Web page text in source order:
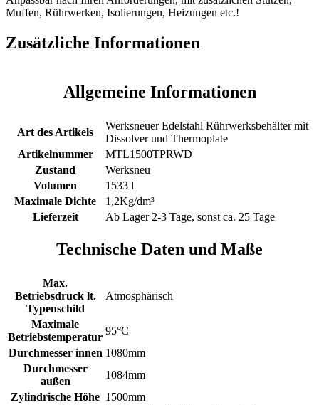
Muffen, Rührwerken, Isolierungen, Heizungen etc.!
Zusätzliche Informationen
Allgemeine Informationen
Art des Artikels
Werksneuer Edelstahl Rührwerksbehälter mit
Dissolver und Thermoplate
Artikelnummer
MTL1500TPRWD
Zustand
Werksneu
Volumen
1533 l
Maximale Dichte
1,2Kg/dm³
Lieferzeit
Ab Lager 2-3 Tage, sonst ca. 25 Tage
Technische Daten und Maße
Max.
Betriebsdruck lt.
Typenschild
Atmosphärisch
Maximale
Betriebstemperatur
95°C
Durchmesser innen 1080mm
Durchmesser
außen
1084mm
Zylindrische Höhe 1500mm